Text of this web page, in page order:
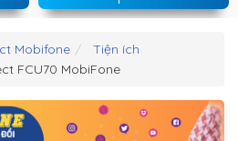
Mobifone
Tiện ích
FCU70 MobiFone